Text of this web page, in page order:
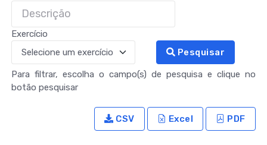
Exercício
Pesquisar
Para filtrar, escolha o campo(s) de pesquisa e clique no
botão pesquisar
CSV Excel PDF